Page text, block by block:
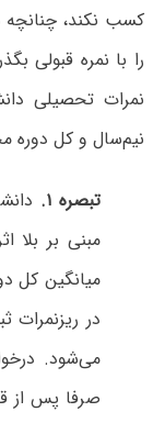
کسب نکند،
را با نمره قبولی
نمرات تحصیلی
نیم‌سال و کل دوره
تبصره ۱.
مبنی بر بلا
میانگین کل
در
می‌شود.
صرفا پس از